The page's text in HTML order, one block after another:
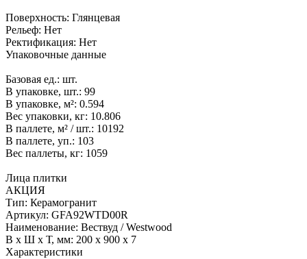
Поверхность: Глянцевая
Рельеф: Нет
Ректификация: Нет
Упаковочные данные
Базовая ед.: шт.
В упаковке, шт.: 99
В упаковке, м²: 0.594
Вес упаковки, кг: 10.806
В паллете, м² / шт.: 10192
В паллете, уп.: 103
Вес паллеты, кг: 1059
Лица плитки
АКЦИЯ
Тип: Керамогранит
Артикул: GFA92WTD00R
Наименование: Вествуд / Westwood
В x Ш x Т, мм: 200 x 900 x 7
Характеристики